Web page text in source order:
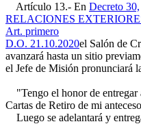
Artículo 13.- En Decreto 30,
RELACIONES
Art. primero
D.O. 21.10.2020el Salón de
avanzará hasta un sitio
el Jefe de Misión pronunciará
"Tengo el honor de entregar
Cartas de Retiro de mi
Luego se adelantará y